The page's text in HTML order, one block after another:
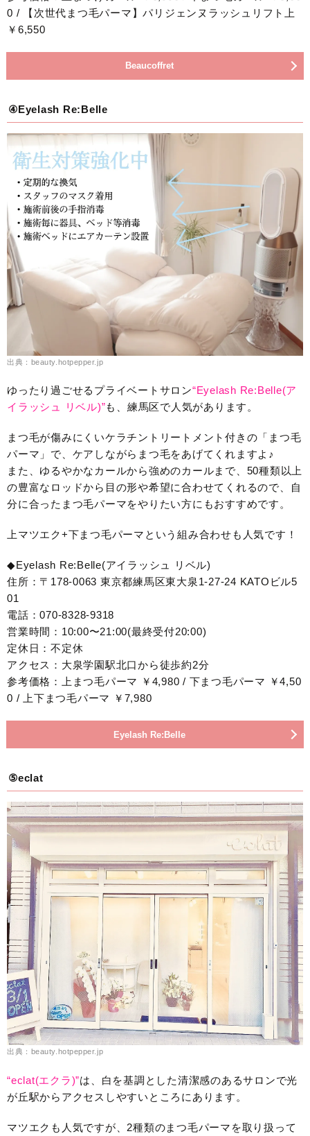
0 / 【次世代まつ毛パーマ】パリジェンヌラッシュリフト上
￥6,550
Beaucoffret
④Eyelash Re:Belle
出典：beauty.hotpepper.jp
ゆったり過ごせるプライベートサロン“Eyelash Re:Belle(ア
イラッシュ リベル)”も、練馬区で人気があります。
まつ毛が傷みにくいケラチントリートメント付きの「まつ毛
パーマ」で、ケアしながらまつ毛をあげてくれますよ♪
また、ゆるやかなカールから強めのカールまで、50種類以上
の豊富なロッドから目の形や希望に合わせてくれるので、自
分に合ったまつ毛パーマをやりたい方にもおすすめです。
上マツエク+下まつ毛パーマという組み合わせも人気です！
◆Eyelash Re:Belle(アイラッシュ リベル)
住所：〒178-0063 東京都練馬区東大泉1-27-24 KATOビル5
01
電話：070-8328-9318
営業時間：10:00〜21:00(最終受付20:00)
定休日：不定休
アクセス：大泉学園駅北口から徒歩約2分
参考価格：上まつ毛パーマ ￥4,980 / 下まつ毛パーマ ￥4,50
0 / 上下まつ毛パーマ ￥7,980
Eyelash Re:Belle
⑤eclat
出典：beauty.hotpepper.jp
“eclat(エクラ)”は、白を基調とした清潔感のあるサロンで光
が丘駅からアクセスしやすいところにあります。
マツエクも人気ですが、2種類のまつ毛パーマを取り扱って